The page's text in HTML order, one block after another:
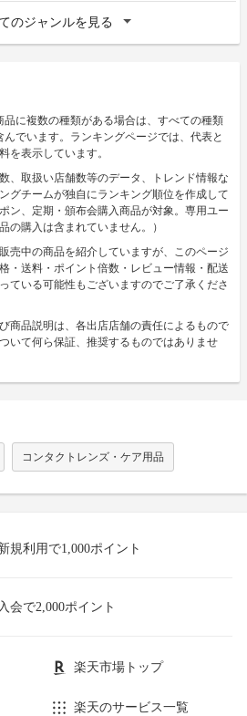
のジャンルを見る
に複数の種類がある場合は、すべての種類
でいます。ランキングページでは、代表と
を表示しています。
、取扱い店舗数等のデータ、トレンド情報な
グチームが独自にランキング順位を作成して
ン、定期・頒布会購入商品が対象。専用ユー
の購入は含まれていません。）
売中の商品を紹介していますが、このページ
・送料・ポイント倍数・レビュー情報・配送
ている可能性もございますのでご了承くださ
商品説明は、各出店店舗の責任によるもので
いて何ら保証、推奨するものではありませ
コンタクトレンズ・ケア用品
規利用で1,000ポイント
会で2,000ポイント
楽天市場トップ
楽天のサービス一覧